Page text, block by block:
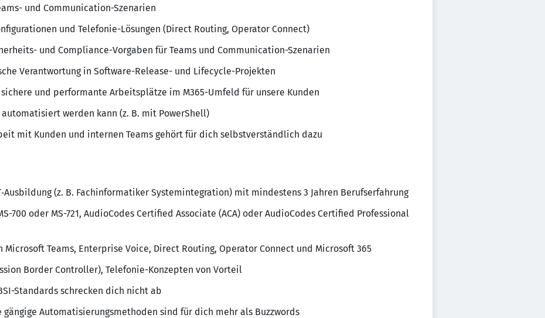
und Communication-Szenarien
und Telefonie-Lösungen (Direct Routing, Operator Connect)
und Compliance-Vorgaben für Teams und Communication-Szenarien
Verantwortung in Software-Release- und Lifecycle-Projekten
und performante Arbeitsplätze im M365-Umfeld für unsere Kunden
werden kann (z. B. mit PowerShell)
mit Kunden und internen Teams gehört für dich selbstverständlich dazu
(z. B. Fachinformatiker Systemintegration) mit mindestens 3 Jahren Berufserfahrung
700 oder MS-721, AudioCodes Certified Associate (ACA) oder AudioCodes Certified Professional
Microsoft Teams, Enterprise Voice, Direct Routing, Operator Connect und Microsoft 365
Border Controller), Telefonie-Konzepten von Vorteil
Standards schrecken dich nicht ab
gängige Automatisierungsmethoden sind für dich mehr als Buzzwords